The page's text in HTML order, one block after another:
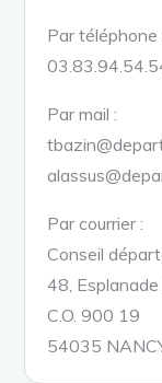
Par téléphone
Par mail :
Par courrier :
Conseil
48,
C.O. 900 19
54035